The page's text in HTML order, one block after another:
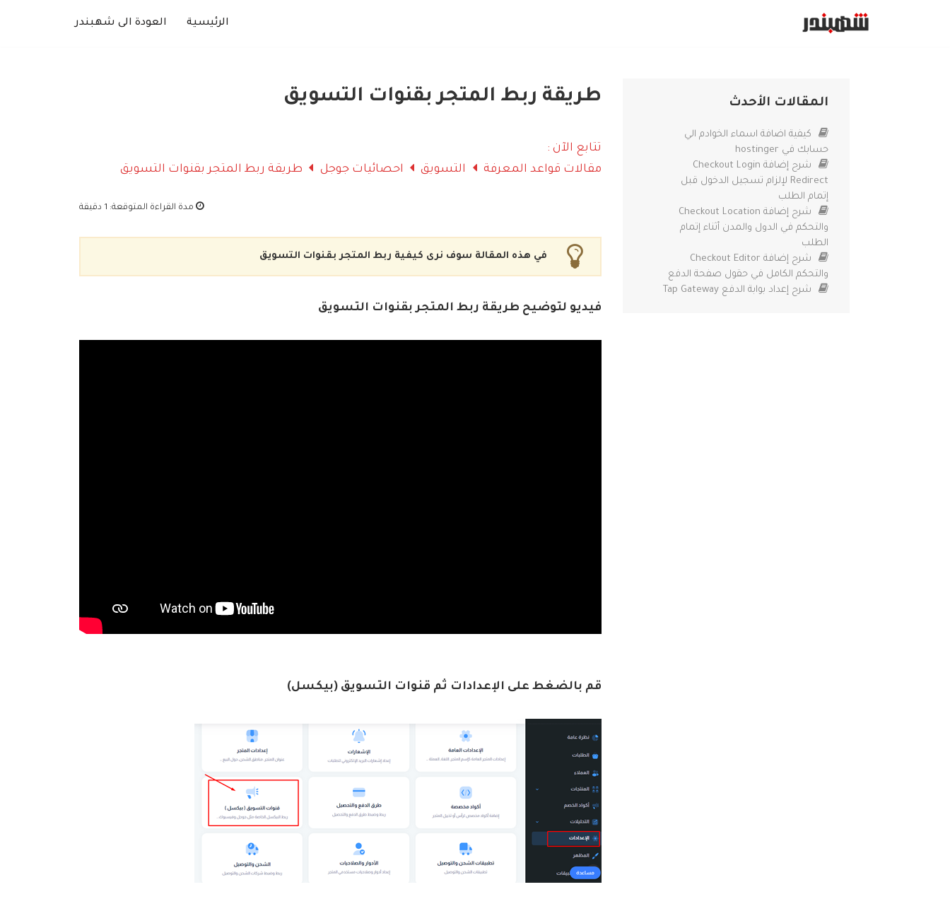
الرئيسية العودة الى شهبندر
طريقة ربط المتجر بقنوات التسويق
تتابع الآن :
مقالات قواعد المعرفة
التسويق احصائيات جوجل طريقة ربط المتجر بقنوات التسويق
مدة القراءة المتوقعة: 1 دقيقة
في هذه المقالة سوف نرى كيفية ربط المتجر بقنوات التسويق
فيديو لتوضيح طريقة ربط المتجر بقنوات التسويق
قم بالضغط على الإعدادات ثم قنوات التسويق (بيكسل)
المقالات الأحدث
كيفية اضافة اسماء الخوادم الي
حسابك في hostinger
شرح إضافة Checkout Login
Redirect لإلزام تسجيل الدخول قبل
إتمام الطلب
شرح إضافة Checkout Location
والتحكم في الدول والمدن أثناء إتمام
الطلب
شرح إضافة Checkout Editor
والتحكم الكامل في حقول صفحة الدفع
شرح إعداد بوابة الدفع Tap Gateway